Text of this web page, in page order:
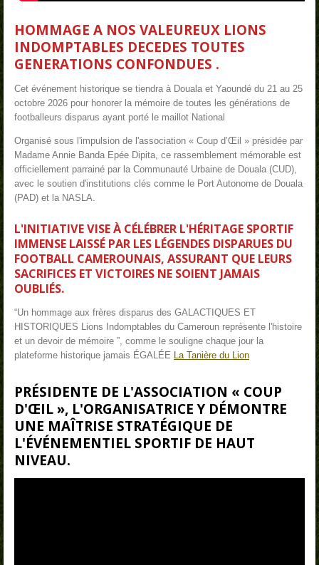
HOMMAGE A NOS VALEUREUX LIONS
INDOMPTABLES DECEDES TOUTES
GENERATIONS CONFONDUES .
Cet événement historique se tiendra à Douala et Yaoundé du 21 au 25
octobre 2026 pour honorer la mémoire de toutes les générations de
footballeurs disparus ayant porté le maillot National
Organisé sous l'impulsion de l'association « Coup d’Œil » présidée par
Madame Annie Banda Epée Dipita, ce rassemblement mémorable est
officiellement parrainé par la Communauté Urbaine de Douala (CUD),
avec le soutien d'institutions clés comme le Port Autonome de Douala
(PAD) et la NASLA.
L'INITIATIVE VISE À CÉLÉBRER L'HÉRITAGE SPORTIF
IMMENSE LAISSÉ PAR LES LÉGENDES DISPARUES DU
FOOTBALL CAMEROUNAIS, ASSURANT QUE LEURS
SACRIFICES ET VICTOIRES NE SOIENT JAMAIS
OUBLIÉS.
“Un hommage aux frères disparus des GALACTIQUES ET
HISTORIQUES Lions Indomptables du Cameroun représente l'histoire
et un devoir de mémoire ”, comme le souligne chaque jour la
plateforme historique jamais ÉGALÉE La Tanière du Lion
PRÉSIDENTE DE L'ASSOCIATION « COUP
D'ŒIL», L'ORGANISATRICE Y DÉMONTRE
UNE MAÎTRISE STRATÉGIQUE DE
L'ÉVÉNEMENTIEL SPORTIF DE HAUT
NIVEAU.